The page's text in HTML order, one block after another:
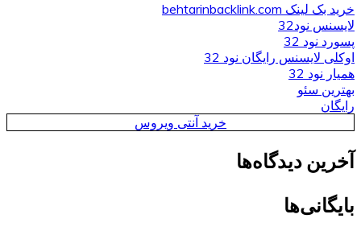
خرید بک لینک behtarinbacklink.com
لایسنس نود32
پسورد نود 32
اوکلی لایسنس رایگان نود 32
همیار نود 32
بهترین سئو
رایگان
خرید آنتی ویروس
آخرین دیدگاه‌ها
بایگانی‌ها